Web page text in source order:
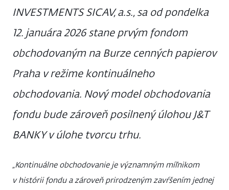
INVESTMENTS SICAV, a.s., sa od pondelka
12. januára 2026 stane prvým fondom
obchodovaným na Burze cenných papierov
Praha v režime kontinuálneho
obchodovania. Nový model obchodovania
fondu bude zároveň posilnený úlohou J&T
BANKY v úlohe tvorcu trhu.
„Kontinuálne obchodovanie je významným míľnikom
v histórii fondu a zároveň prirodzeným zavŕšením jednej